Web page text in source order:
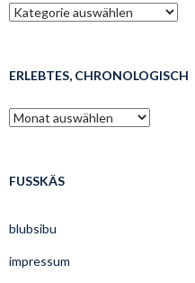
was
mags’t
ERLEBTES, CHRONOLOGISCH
erlebtes,
chronologisch
FUSSKÄS
blubsibu
impressum